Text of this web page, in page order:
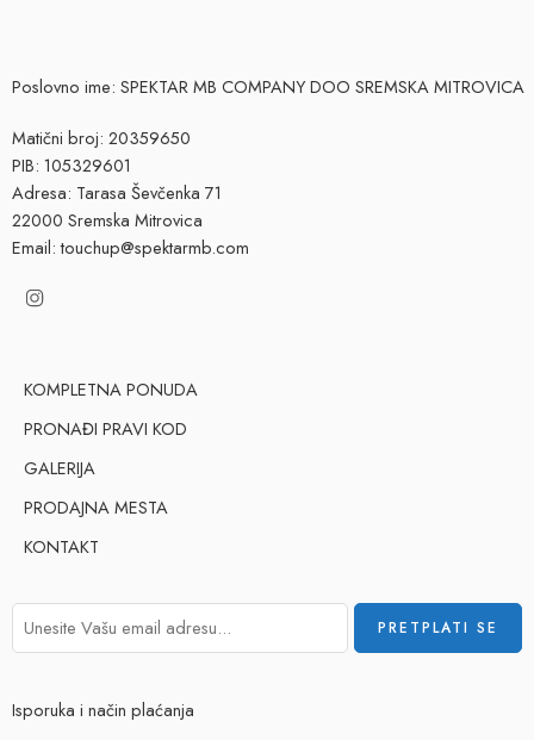
Poslovno ime: SPEKTAR MB COMPANY DOO SREMSKA MITROVICA
Matični broj: 20359650
PIB: 105329601
Adresa: Tarasa Ševčenka 71
22000 Sremska Mitrovica
Email: touchup@spektarmb.com
KOMPLETNA PONUDA
PRONAĐI PRAVI KOD
GALERIJA
PRODAJNA MESTA
KONTAKT
Isporuka i način plaćanja